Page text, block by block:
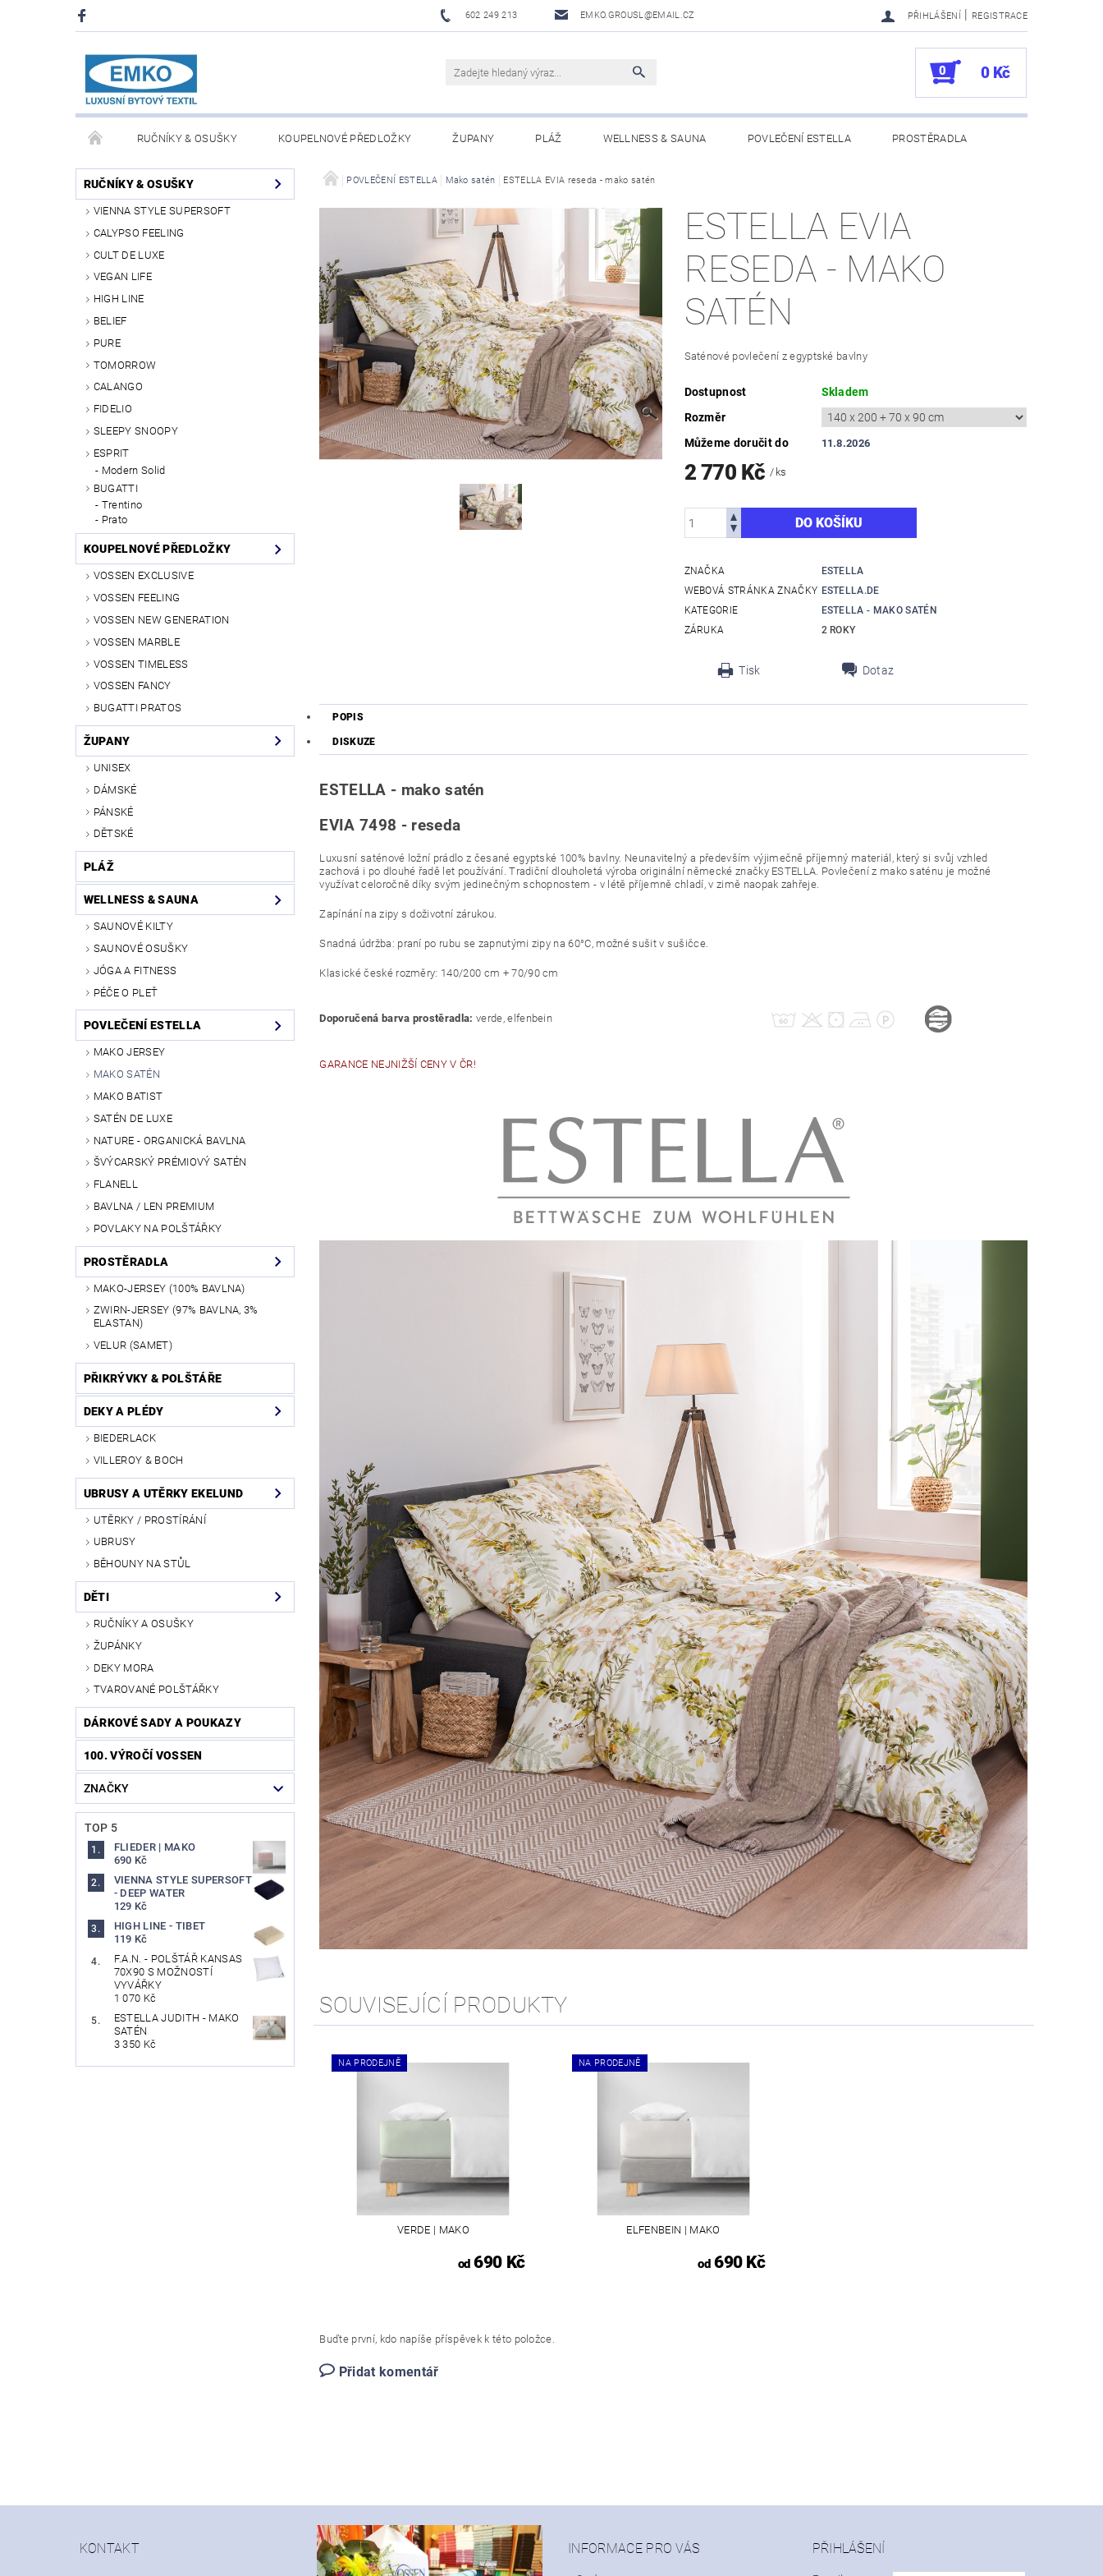
602 249 213 EMKO.GROUSL@EMAIL.CZ PŘIHLÁŠENÍ | REGISTRACE
0 0 Kč
RUČNÍKY & OSUŠKY KOUPELNOVÉ PŘEDLOŽKY ŽUPANY PLÁŽ WELLNESS & SAUNA POVLEČENÍ ESTELLA PROSTĚRADLA
PŘIKRÝVKY & POLŠTÁŘE DEKY A PLÉDY UBRUSY A UTĚRKY EKELUND DĚTI DÁRKOVÉ SADY A POUKAZY
NAPIŠTE NÁM
RUČNÍKY & OSUŠKY
VIENNA STYLE SUPERSOFT
CALYPSO FEELING
CULT DE LUXE
VEGAN LIFE
HIGH LINE
BELIEF
PURE
TOMORROW
CALANGO
FIDELIO
SLEEPY SNOOPY
ESPRIT
Modern Solid
BUGATTI
Trentino
Prato
KOUPELNOVÉ PŘEDLOŽKY
VOSSEN EXCLUSIVE
VOSSEN FEELING
VOSSEN NEW GENERATION
VOSSEN MARBLE
VOSSEN TIMELESS
VOSSEN FANCY
BUGATTI PRATOS
ŽUPANY
UNISEX
DÁMSKÉ
PÁNSKÉ
DĚTSKÉ
PLÁŽ
WELLNESS & SAUNA
SAUNOVÉ KILTY
SAUNOVÉ OSUŠKY
JÓGA A FITNESS
PÉČE O PLEŤ
POVLEČENÍ ESTELLA
MAKO JERSEY
MAKO SATÉN
MAKO BATIST
SATÉN DE LUXE
NATURE - ORGANICKÁ BAVLNA
ŠVÝCARSKÝ PRÉMIOVÝ SATÉN
FLANELL
BAVLNA / LEN PREMIUM
POVLAKY NA POLŠTÁŘKY
PROSTĚRADLA
MAKO-JERSEY (100% BAVLNA)
ZWIRN-JERSEY (97% BAVLNA, 3%
ELASTAN)
VELUR (SAMET)
PŘIKRÝVKY & POLŠTÁŘE
DEKY A PLÉDY
BIEDERLACK
VILLEROY & BOCH
UBRUSY A UTĚRKY EKELUND
UTĚRKY / PROSTÍRÁNÍ
UBRUSY
BĚHOUNY NA STŮL
DĚTI
RUČNÍKY A OSUŠKY
ŽUPÁNKY
DEKY MORA
TVAROVANÉ POLŠTÁŘKY
DÁRKOVÉ SADY A POUKAZY
100. VÝROČÍ VOSSEN
ZNAČKY
TOP 5
FLIEDER | MAKO
690 Kč
VIENNA STYLE SUPERSOFT
- DEEP WATER
129 Kč
HIGH LINE - TIBET
119 Kč
F.A.N. - POLŠTÁŘ KANSAS
70X90 S MOŽNOSTÍ
VYVÁŘKY
1 070 Kč
ESTELLA JUDITH - MAKO
SATÉN
3 350 Kč
POVLEČENÍ ESTELLA Mako satén ESTELLA EVIA reseda - mako satén
ESTELLA EVIA
RESEDA - MAKO
SATÉN
Saténové povlečení z egyptské bavlny
Dostupnost
Skladem
Rozměr
Můžeme doručit do
11.8.2026
2 770 Kč/ ks
ZNAČKA
ESTELLA
WEBOVÁ STRÁNKA ZNAČKY ESTELLA.DE
KATEGORIE
ESTELLA - MAKO SATÉN
ZÁRUKA
2 ROKY
Tisk Dotaz
POPIS
DISKUZE
ESTELLA - mako satén
EVIA 7498 - reseda
Luxusní saténové ložní prádlo z česané egyptské 100% bavlny. Neunavitelný a především výjimečně příjemný materiál, který si svůj vzhled
zachová i po dlouhé řadě let používání. Tradiční dlouholetá výroba originální německé značky ESTELLA. Povlečení z mako saténu je možné
využívat celoročně díky svým jedinečným schopnostem - v létě příjemně chladí, v zimě naopak zahřeje.
Zapínání na zipy s doživotní zárukou.
Snadná údržba: praní po rubu se zapnutými zipy na 60°C, možné sušit v sušičce.
Klasické české rozměry: 140/200 cm + 70/90 cm
Doporučená barva prostěradla: verde, elfenbein
GARANCE NEJNIŽŠÍ CENY V ČR!
SOUVISEJÍCÍ PRODUKTY
NA PRODEJNĚ
VERDE | MAKO
od690 Kč
NA PRODEJNĚ
ELFENBEIN | MAKO
od690 Kč
Buďte první, kdo napíše příspěvek k této položce.
Přidat komentář
KONTAKT INFORMACE PRO VÁS PŘIHLÁŠENÍ